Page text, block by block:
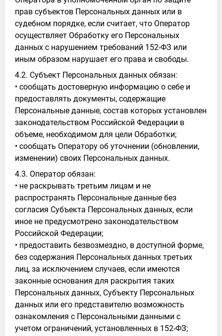
прав субъектов Персональных данных или в
судебном порядке, если считает, что Оператор
осуществляет Обработку его Персональных
данных с нарушением требований 152-ФЗ или
иным образом нарушает его права и свободы.
4.2. Субъект Персональных данных обязан:
• сообщать достоверную информацию о себе и
предоставлять документы, содержащие
Персональные данные, состав которых установлен
законодательством Российской Федерации в
объеме, необходимом для цели Обработки;
• сообщать Оператору об уточнении (обновлении,
изменении) своих Персональных данных.
4.3. Оператор обязан:
• не раскрывать третьим лицам и не
распространять Персональные данные без
согласия Субъекта Персональных данных, если
иное не предусмотрено законодательством
Российской Федерации;
• предоставить безвозмездно, в доступной форме,
без содержания Персональных данных третьих
лиц, за исключением случаев, если имеются
законные основания для раскрытия таких
Персональных данных, Субъекту Персональных
данных или его представителю возможность
ознакомления с Персональными данными с
учетом ограничений, установленных в 152-ФЗ;